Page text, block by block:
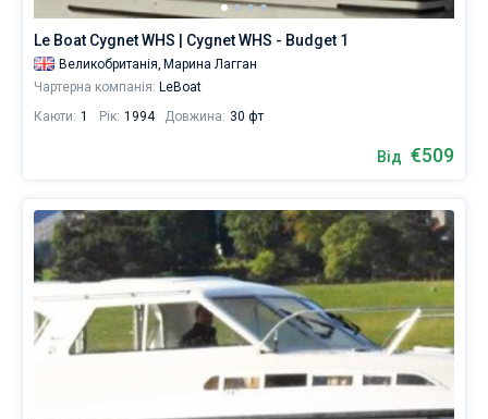
Le Boat Cygnet WHS | Cygnet WHS - Budget 1
Великобританія, Марина Лагган
Чартерна компанія: LeBoat
Каюти: 1 Рік: 1994 Довжина: 30 фт
Від €509